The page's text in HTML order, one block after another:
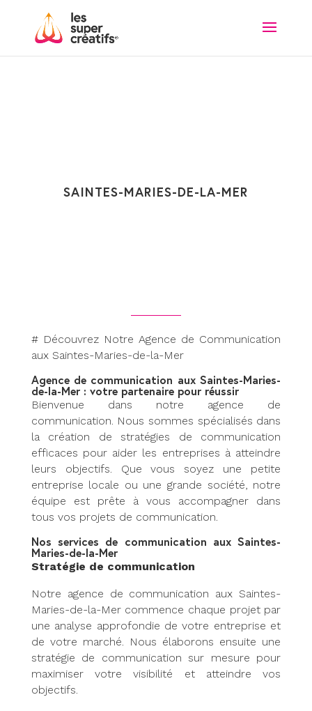
SAINTES-MARIES-DE-LA-MER
# Découvrez Notre Agence de Communication
aux Saintes-Maries-de-la-Mer
Agence de communication aux Saintes-Maries-
de-la-Mer : votre partenaire pour réussir
Bienvenue dans notre agence de
communication. Nous sommes spécialisés dans
la création de stratégies de communication
efficaces pour aider les entreprises à atteindre
leurs objectifs. Que vous soyez une petite
entreprise locale ou une grande société, notre
équipe est prête à vous accompagner dans
tous vos projets de communication.
Nos services de communication aux Saintes-
Maries-de-la-Mer
Stratégie de communication
Notre agence de communication aux Saintes-
Maries-de-la-Mer commence chaque projet par
une analyse approfondie de votre entreprise et
de votre marché. Nous élaborons ensuite une
stratégie de communication sur mesure pour
maximiser votre visibilité et atteindre vos
objectifs.